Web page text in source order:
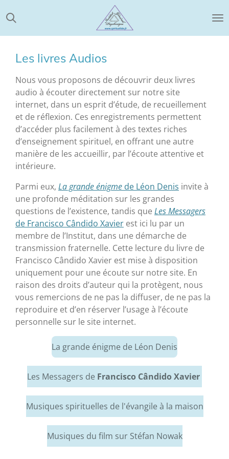
au
contenu
Les livres Audios
Nous vous proposons de découvrir deux livres
audio à écouter directement sur notre site
internet, dans un esprit d’étude, de recueillement
et de réflexion. Ces enregistrements permettent
d’accéder plus facilement à des textes riches
d’enseignement spirituel, en offrant une autre
manière de les accueillir, par l’écoute attentive et
intérieure.
Parmi eux, La grande énigme de Léon Denis invite à
une profonde méditation sur les grandes
questions de l’existence, tandis que Les Messagers
de Francisco Cândido Xavier est ici lu par un
membre de l’Institut, dans une démarche de
transmission fraternelle. Cette lecture du livre de
Francisco Cândido Xavier est mise à disposition
uniquement pour une écoute sur notre site. En
raison des droits d’auteur qui la protègent, nous
vous remercions de ne pas la diffuser, de ne pas la
reproduire et d’en réserver l’usage à l’écoute
personnelle sur le site internet.
La grande énigme de Léon Denis
Les Messagers de Francisco Cândido Xavier
Musiques spirituelles de l'évangile à la maison
Musiques du film sur Stéfan Nowak